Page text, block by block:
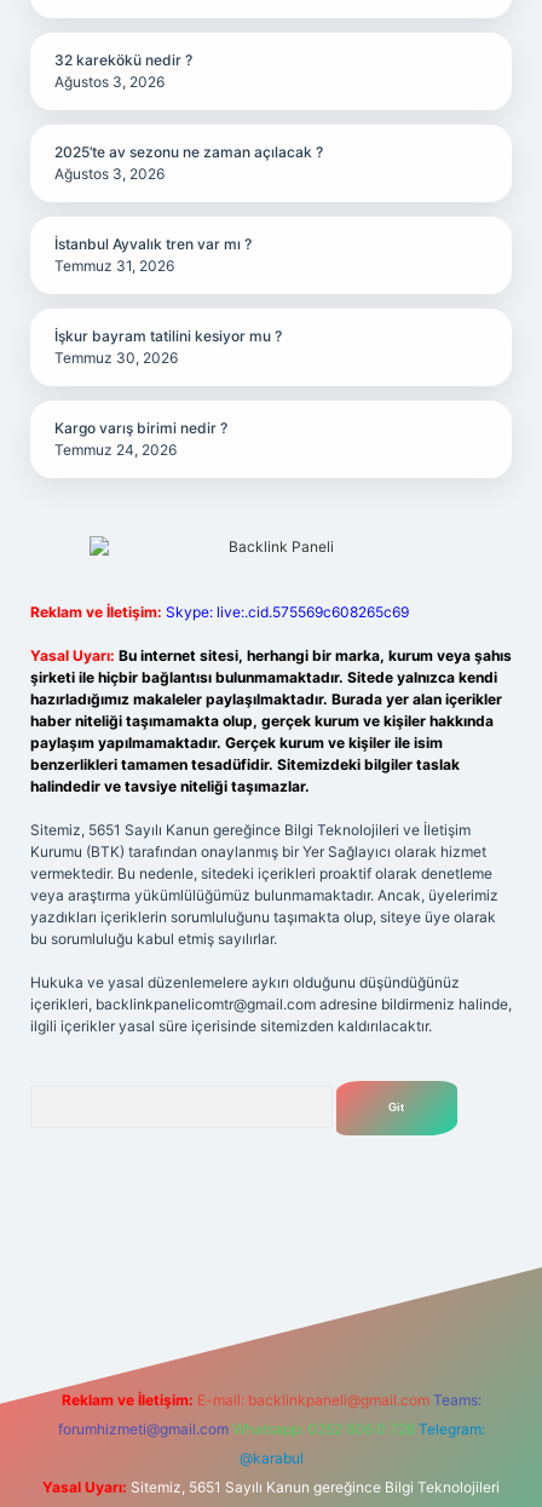
32 karekökü nedir ?
Ağustos 3, 2026
2025’te av sezonu ne zaman açılacak ?
Ağustos 3, 2026
İstanbul Ayvalık tren var mı ?
Temmuz 31, 2026
İşkur bayram tatilini kesiyor mu ?
Temmuz 30, 2026
Kargo varış birimi nedir ?
Temmuz 24, 2026
Reklam ve İletişim: Skype: live:.cid.575569c608265c69
Yasal Uyarı: Bu internet sitesi, herhangi bir marka, kurum veya şahıs
şirketi ile hiçbir bağlantısı bulunmamaktadır. Sitede yalnızca kendi
hazırladığımız makaleler paylaşılmaktadır. Burada yer alan içerikler
haber niteliği taşımamakta olup, gerçek kurum ve kişiler hakkında
paylaşım yapılmamaktadır. Gerçek kurum ve kişiler ile isim
benzerlikleri tamamen tesadüfidir. Sitemizdeki bilgiler taslak
halindedir ve tavsiye niteliği taşımazlar.
Sitemiz, 5651 Sayılı Kanun gereğince Bilgi Teknolojileri ve İletişim
Kurumu (BTK) tarafından onaylanmış bir Yer Sağlayıcı olarak hizmet
vermektedir. Bu nedenle, sitedeki içerikleri proaktif olarak denetleme
veya araştırma yükümlülüğümüz bulunmamaktadır. Ancak, üyelerimiz
yazdıkları içeriklerin sorumluluğunu taşımakta olup, siteye üye olarak
bu sorumluluğu kabul etmiş sayılırlar.
Hukuka ve yasal düzenlemelere aykırı olduğunu düşündüğünüz
içerikleri, backlinkpanelicomtr@gmail.com adresine bildirmeniz halinde,
ilgili içerikler yasal süre içerisinde sitemizden kaldırılacaktır.
Reklam ve İletişim: E-mail: backlinkpaneli@gmail.com Teams:
forumhizmeti@gmail.com Whatsapp: 0262 606 0 726 Telegram:
@karabul
Yasal Uyarı: Sitemiz, 5651 Sayılı Kanun gereğince Bilgi Teknolojileri